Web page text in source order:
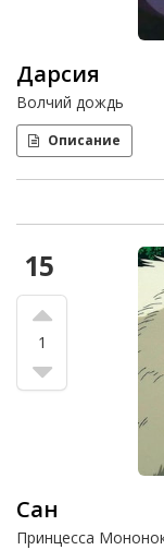
Дарсия
Волчий дождь
Описание
15
1
Сан
Принцесса